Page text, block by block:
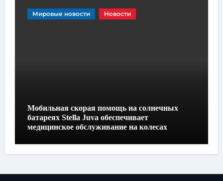
Мировые новости Новости
Мобильная скорая помощь на солнечных
батареях Stella Juva обеспечивает
медицинское обслуживание на колесах